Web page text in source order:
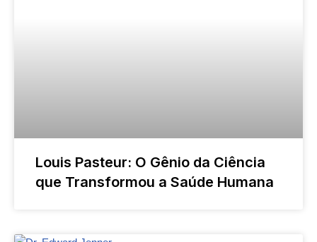
Louis Pasteur: O Gênio da Ciência
que Transformou a Saúde Humana